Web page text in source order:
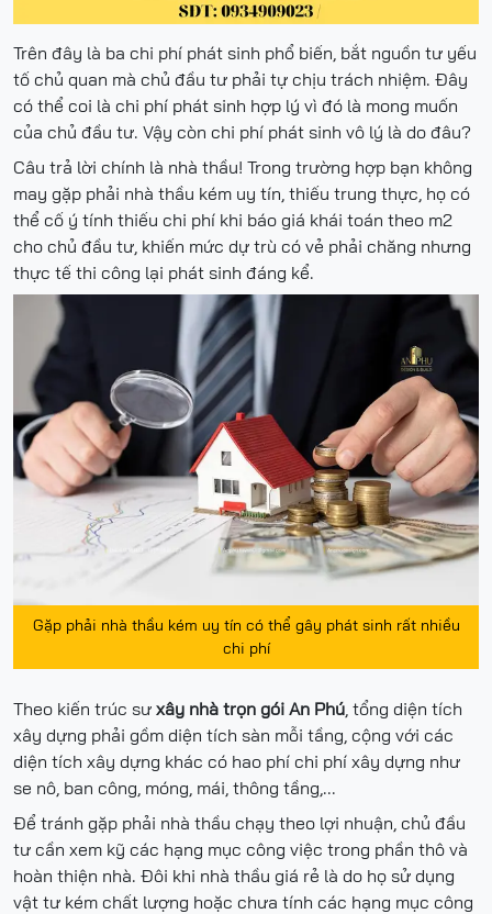
Trên đây là ba chi phí phát sinh phổ biến, bắt nguồn tư yếu
tố chủ quan mà chủ đầu tư phải tự chịu trách nhiệm. Đây
có thể coi là chi phí phát sinh hợp lý vì đó là mong muốn
của chủ đầu tư. Vậy còn chi phí phát sinh vô lý là do đâu?
Câu trả lời chính là nhà thầu! Trong trường hợp bạn không
may gặp phải nhà thầu kém uy tín, thiếu trung thực, họ có
thể cố ý tính thiếu chi phí khi báo giá khái toán theo m2
cho chủ đầu tư, khiến mức dự trù có vẻ phải chăng nhưng
thực tế thi công lại phát sinh đáng kể.
Gặp phải nhà thầu kém uy tín có thể gây phát sinh rất nhiều
chi phí
Theo kiến trúc sư xây nhà trọn gói An Phú , tổng diện tích
xây dựng phải gồm diện tích sàn mỗi tầng, cộng với các
diện tích xây dựng khác có hao phí chi phí xây dựng như
se nô, ban công, móng, mái, thông tầng,...
Để tránh gặp phải nhà thầu chạy theo lợi nhuận, chủ đầu
tư cần xem kỹ các hạng mục công việc trong phần thô và
hoàn thiện nhà. Đôi khi nhà thầu giá rẻ là do họ sử dụng
vật tư kém chất lượng hoặc chưa tính các hạng mục công